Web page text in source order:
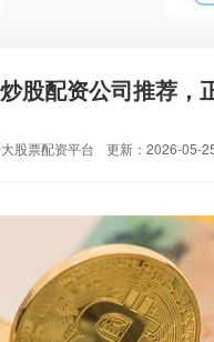
股配资公司推荐，
股票配资平台 更新：2026-05-